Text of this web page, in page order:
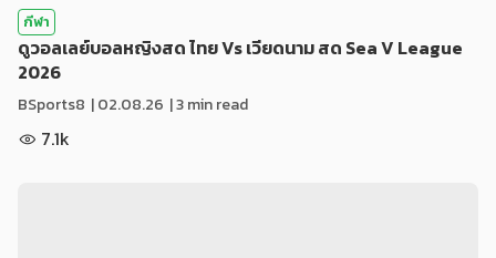
กีฬา
ดูวอลเลย์บอลหญิงสด ไทย Vs เวียดนาม สด Sea V League
2026
BSports8 |02.08.26 | 3 min read
7.1k